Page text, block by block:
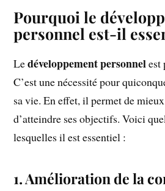
Pourquoi le
personnel est-il
Ledéveloppement personnelest
C’est une nécessité pour
sa vie. En effet, il permet de
d’atteindre ses objectifs. Voici
lesquelles il est essentiel :
1. Amélioration de la